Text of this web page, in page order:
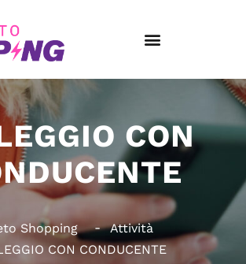
CON
Shopping
Attività
CON CONDUCENTE